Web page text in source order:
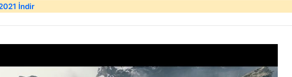
İndir